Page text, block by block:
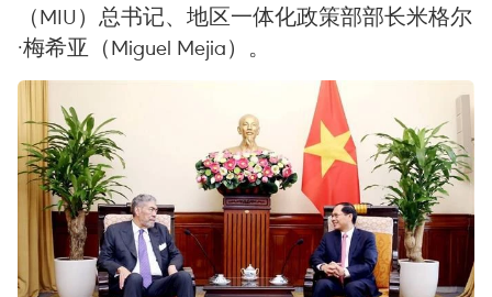
（MIU）总书记、地区一体化政策部部长米格尔
·梅希亚（Miguel Mejia）。